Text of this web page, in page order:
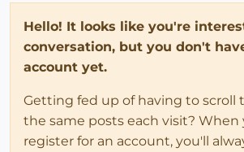
Hello! It looks like you're
conversation, but you don't
account yet.
Getting fed up of having to scroll
the same posts each visit? When
register for an account, you'll